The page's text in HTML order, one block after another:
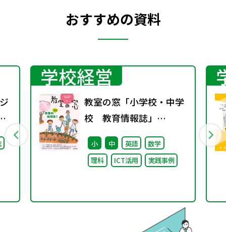
おすすめの資料
学校経営
教室の窓「小学校・中学
校 教育情報誌」
vol.78 2026年4月発行
小 中 英語
数学
理科
ICT活用 実践事例